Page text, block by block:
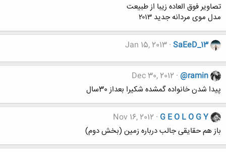
تصاویر فوق العاده زیبا از طبیعت
مدل موی مردانه جدید ۲۰۱۳
SaEeD_13
Jan 15, 2013
@ramin
Dec 30, 2012
پیدا شدن خانواده گمشده شکیرا بعداز 30سال
G E O L O G Y
Nov 16, 2012
باز هم حقایقی جالب درباره زمین (بخش دوم)